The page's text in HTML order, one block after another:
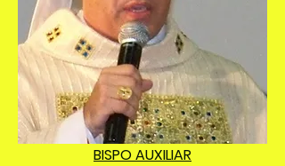
BISPO AUXILIAR